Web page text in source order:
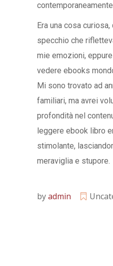
Era una cosa
specchio che
mie emozioni,
vedere ebooks
Mi sono trovato ad
familiari, ma avrei
profondità nel
leggere ebook libro
stimolante,
meraviglia e stupore.
byadmin